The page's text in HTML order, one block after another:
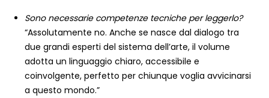
Sono necessarie competenze tecniche per leggerlo?
“Assolutamente no. Anche se nasce dal dialogo tra
due grandi esperti del sistema dell’arte, il volume
adotta un linguaggio chiaro, accessibile e
coinvolgente, perfetto per chiunque voglia avvicinarsi
a questo mondo.”